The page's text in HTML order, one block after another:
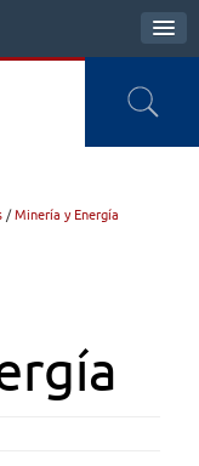
/Minería y Energía